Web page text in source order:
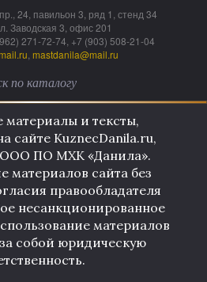
24, павильон 3, ряд 1, стенд 34
Заводская 3, офис 201
271-72-74, +7 (903) 508-21-04
mastdanila@mail.ru
материалы и тексты,
сайте KuznecDanila.ru,
ПО МХК «Данила».
материалов сайта без
правообладателя
несанкционированное
материалов
собой юридическую